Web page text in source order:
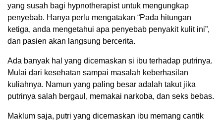
yang susah bagi hypnotherapist untuk mengungkap
penyebab. Hanya perlu mengatakan “Pada hitungan
ketiga, anda mengetahui apa penyebab penyakit kulit ini”,
dan pasien akan langsung bercerita.
Ada banyak hal yang dicemaskan si ibu terhadap putrinya.
Mulai dari kesehatan sampai masalah keberhasilan
kuliahnya. Namun yang paling besar adalah takut jika
putrinya salah bergaul, memakai narkoba, dan seks bebas.
Maklum saja, putri yang dicemaskan ibu memang cantik